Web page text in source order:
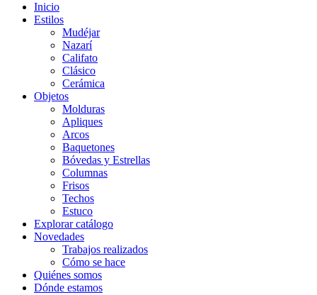
Inicio
Estilos
Mudéjar
Nazarí
Califato
Clásico
Cerámica
Objetos
Molduras
Apliques
Arcos
Baquetones
Bóvedas y Estrellas
Columnas
Frisos
Techos
Estuco
Explorar catálogo
Novedades
Trabajos realizados
Cómo se hace
Quiénes somos
Dónde estamos